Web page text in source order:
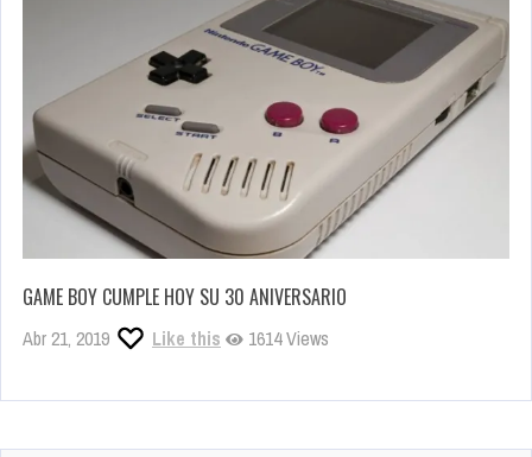
GAME BOY CUMPLE HOY SU 30 ANIVERSARIO
Abr 21, 2019 Like this 1614 Views